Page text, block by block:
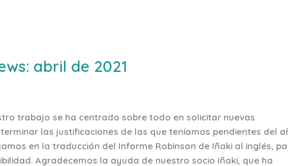
abril de 2021
trabajo se ha centrado sobre todo en solicitar nuevas
las justificaciones de las que teníamos pendientes del
en la traducción del Informe Robinson de Iñaki al inglés,
Agradecemos la ayuda de nuestro socio Iñaki, que ha